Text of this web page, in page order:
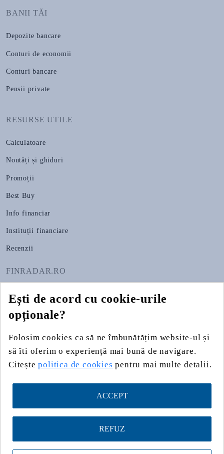
BANII TĂI
Depozite bancare
Conturi de economii
Conturi bancare
Pensii private
RESURSE UTILE
Calculatoare
Noutăți și ghiduri
Promoții
Best Buy
Info financiar
Instituții financiare
Recenzii
FINRADAR.RO
Despre noi
Apariții media
Publicitate
Widgeturi
Ești de acord cu cookie-urile
opționale?
Folosim cookies ca să ne îmbunătățim website-ul și
să îti oferim o experiență mai bună de navigare.
Citeștepolitica de cookies pentru mai multe detalii.
ACCEPT
REFUZ